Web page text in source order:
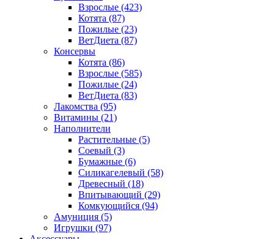
Взрослые (423)
Котята (87)
Пожилые (23)
ВетДиета (87)
Консервы
Котята (86)
Взрослые (585)
Пожилые (24)
ВетДиета (83)
Лакомства (95)
Витамины (21)
Наполнители
Растительные (5)
Соевый (3)
Бумажные (6)
Силикагелевый (58)
Древесный (18)
Впитывающий (29)
Комкующийся (94)
Амуниция (5)
Игрушки (97)